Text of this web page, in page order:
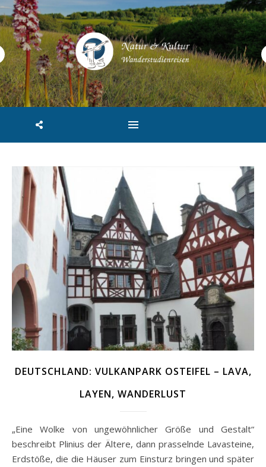
DEUTSCHLAND: VULKANPARK OSTEIFEL – LAVA,
LAYEN, WANDERLUST
„Eine Wolke von ungewöhnlicher Größe und Gestalt“
beschreibt Plinius der Ältere, dann prasselnde Lavasteine,
Erdstöße, die die Häuser zum Einsturz bringen und später